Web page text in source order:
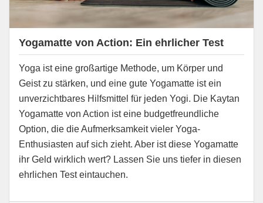
Yogamatte von Action: Ein ehrlicher Test
Yoga ist eine großartige Methode, um Körper und
Geist zu stärken, und eine gute Yogamatte ist ein
unverzichtbares Hilfsmittel für jeden Yogi. Die Kaytan
Yogamatte von Action ist eine budgetfreundliche
Option, die die Aufmerksamkeit vieler Yoga-
Enthusiasten auf sich zieht. Aber ist diese Yogamatte
ihr Geld wirklich wert? Lassen Sie uns tiefer in diesen
ehrlichen Test eintauchen.